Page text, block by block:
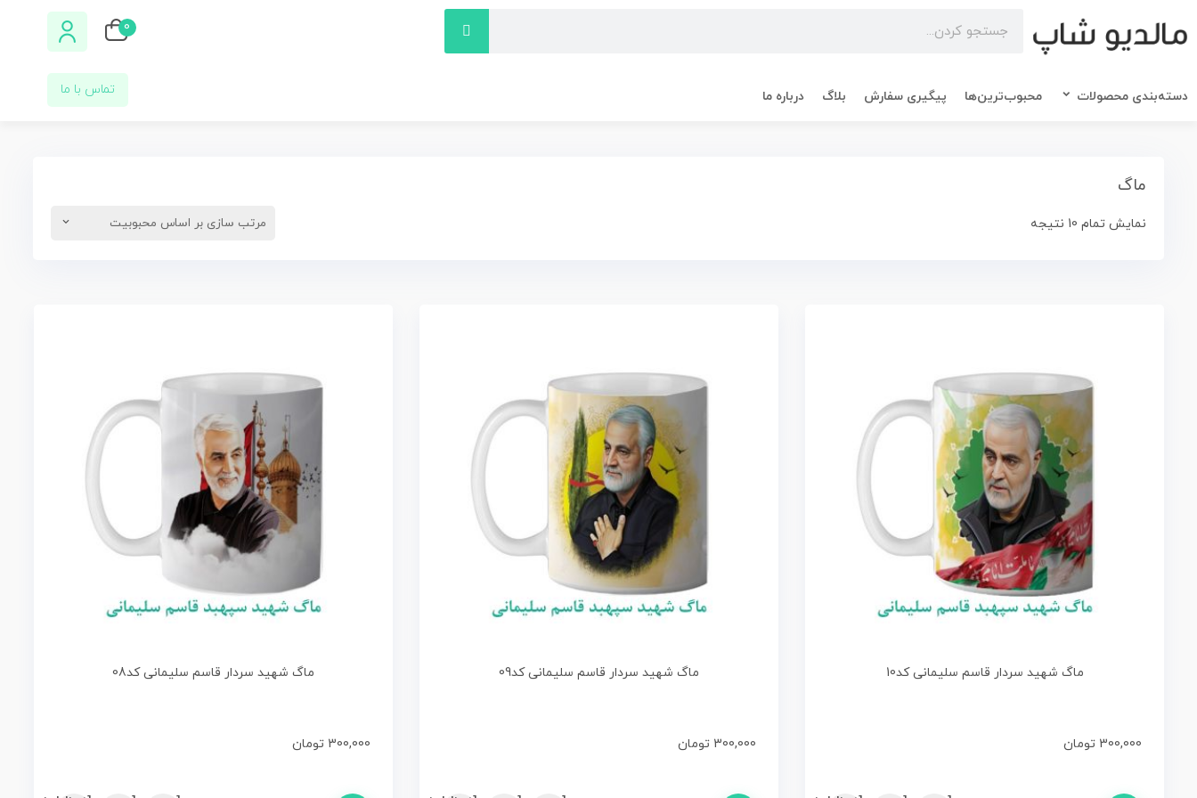
0
دسته‌بندی محصولات محبوب‌ترین‌ها پیگیری سفارش بلاگ درباره ما تماس با ما
ماگ
نمایش تمام 10 نتیجه
ماگ شهید سردار قاسم سلیمانی کد10
300,000 تومان
ماگ شهید سردار قاسم سلیمانی کد09
300,000 تومان
ماگ شهید سردار قاسم سلیمانی کد08
300,000 تومان